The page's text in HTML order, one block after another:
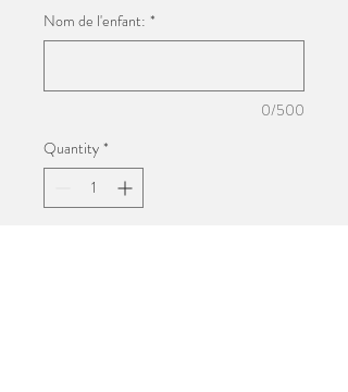
Nom de l'enfant: *
0/500
Quantity *